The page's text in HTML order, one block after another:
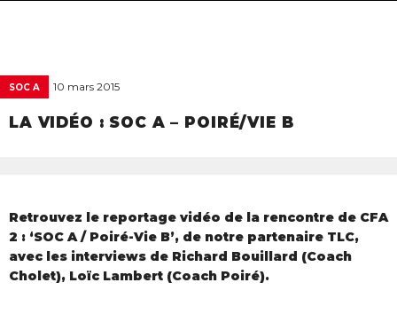
SOC A 10 mars 2015
LA VIDÉO : SOC A – POIRÉ/VIE B
Retrouvez le reportage vidéo de la rencontre de CFA
2 : ‘SOC A / Poiré-Vie B’, de notre partenaire TLC,
avec les interviews de Richard Bouillard (Coach
Cholet), Loïc Lambert (Coach Poiré).